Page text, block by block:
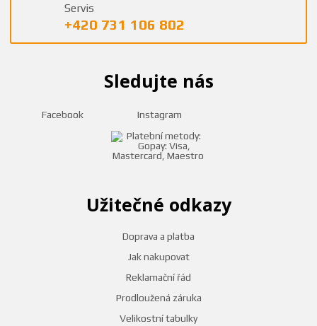
Užitečné odkazy
Doprava a platba
Jak nakupovat
Reklamační řád
Prodloužená záruka
Velikostní tabulky
Servis
+420 731 106 802
Sledujte nás
Facebook Instagram